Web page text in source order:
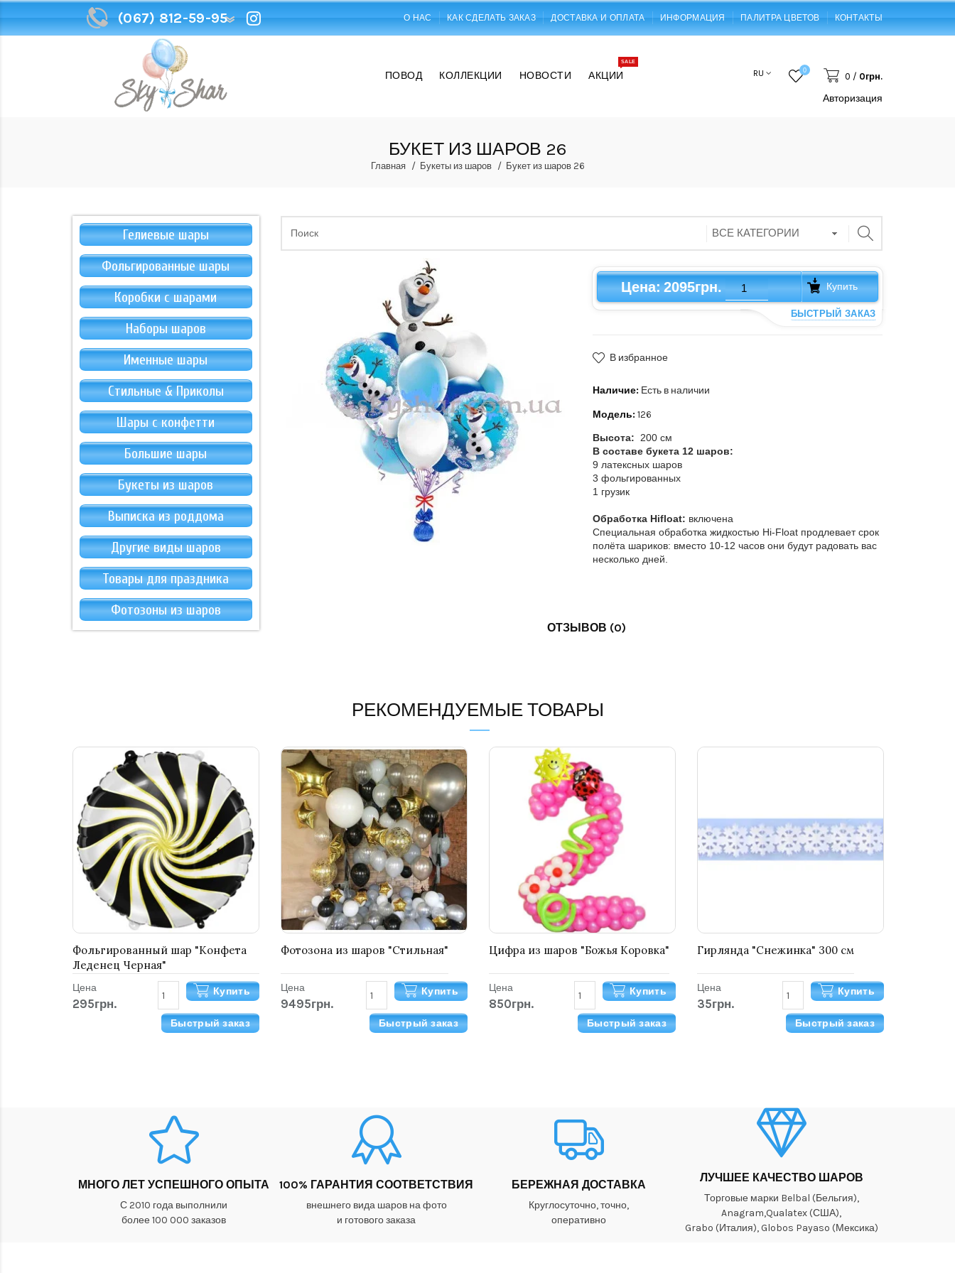
(067) 812-59-95
(067) 812-59-95
О НАС КАК СДЕЛАТЬ ЗАКАЗ ДОСТАВКА И ОПЛАТА ИНФОРМАЦИЯ ПАЛИТРА ЦВЕТОВ КОНТАКТЫ
ПОВОД КОЛЛЕКЦИИ НОВОСТИ АКЦИИ
SALE
RU 0
0 / 0грн.
Авторизация
БУКЕТ ИЗ ШАРОВ 26
Главная Букеты из шаров Букет из шаров 26
Гелиевые шары
Фольгированные шары
Коробки с шарами
Наборы шаров
Именные шары
Стильные & Приколы
Шары с конфетти
Большие шары
Букеты из шаров
Выписка из роддома
Другие виды шаров
Товары для праздника
Фотозоны из шаров
Цена:2095грн. Купить
БЫСТРЫЙ ЗАКАЗ
В избранное
Наличие: Есть в наличии
Модель: 126
Высота: 200 см
В составе букета 12 шаров:
9 латексных шаров
3 фольгированных
1 грузик
Обработка Hifloat: включена
Специальная обработка жидкостью Hi-Float продлевает срок
полёта шариков: вместо 10-12 часов они будут радовать вас
несколько дней.
ОТЗЫВОВ (0)
РЕКОМЕНДУЕМЫЕ ТОВАРЫ
Фольгированный шар "Конфета
Леденец Черная"
Цена
295грн.
Купить
Быстрый заказ
Фотозона из шаров "Стильная"
Цена
9495грн.
Купить
Быстрый заказ
Цифра из шаров "Божья Коровка"
Цена
850грн.
Купить
Быстрый заказ
Гирлянда "Снежинка" 300 см
Цена
35грн.
Купить
Быстрый заказ
МНОГО ЛЕТ УСПЕШНОГО ОПЫТА
С 2010 года выполнили
более 100 000 заказов
100% ГАРАНТИЯ СООТВЕТСТВИЯ
внешнего вида шаров на фото
и готового заказа
БЕРЕЖНАЯ ДОСТАВКА
Круглосуточно, точно,
оперативно
ЛУЧШЕЕ КАЧЕСТВО ШАРОВ
Торговые марки Belbal (Бельгия),
Anagram,Qualatex (США),
Grabo (Италия), Globos Payaso (Мексика)